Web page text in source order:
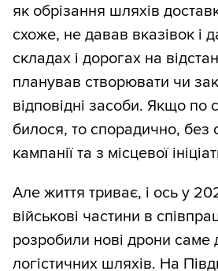
як обрізання шляхів
схоже, не давав вказівок і
складах і дорогах на
планував створювати чи
відповідні засоби. Якщо по
билося, то спорадично, без
кампанії та з місцевої
Але життя триває, і ось у
військові частини в
розробили нові дрони саме
логістичних шляхів. На